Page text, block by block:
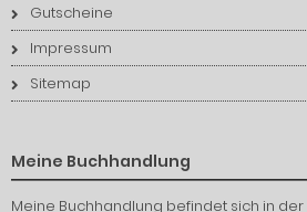
Gutscheine
Impressum
Sitemap
Meine Buchhandlung
Meine Buchhandlung befindet sich in der